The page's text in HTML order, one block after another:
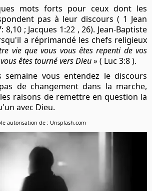
mots forts pour ceux dont les
pas à leur discours ( 1 Jean
8,10 ; Jacques 1:22 , 26). Jean-Baptiste
a réprimandé les chefs religieux
vie que vous vous êtes repenti de vos
êtes tourné vers Dieu » ( Luc 3:8 ).
semaine vous entendez le discours
de changement dans la marche,
raisons de remettre en question la
avec Dieu.
autorisation de : Unsplash.com